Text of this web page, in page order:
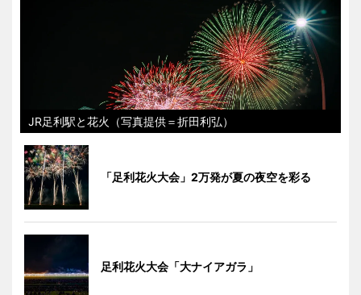
JR足利駅と花火（写真提供＝折田利弘）
「足利花火大会」2万発が夏の夜空を彩る
足利花火大会「大ナイアガラ」